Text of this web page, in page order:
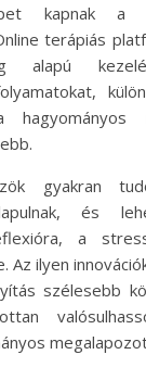
kapnak a
terápiás
alapú
gyakran
és
a
Az ilyen
szélesebb